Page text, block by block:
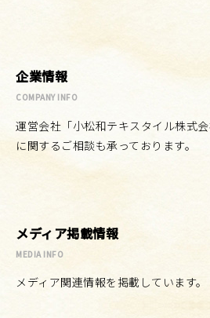
企業情報
COMPANY INFO
運営会社「小松和テキスタイル株式
に関するご相談も承っております。
メディア掲載情報
MEDIA INFO
メディア関連情報を掲載しています。